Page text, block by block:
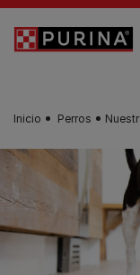
Skip to main content
Inicio Perros